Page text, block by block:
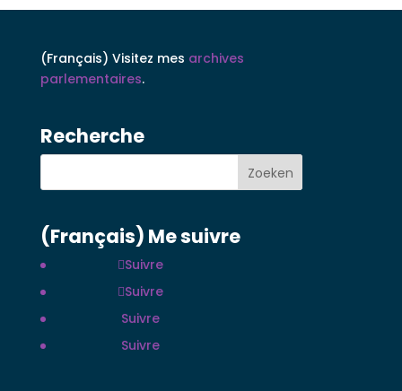
(Français) Visitez mes archives
parlementaires.
Recherche
(Français) Me suivre
Suivre
Suivre
Suivre
Suivre